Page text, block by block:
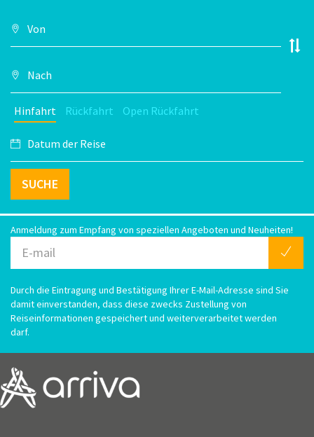
Hinfahrt Rückfahrt Open Rückfahrt
SUCHE
Anmeldung zum Empfang von speziellen Angeboten und Neuheiten!
Durch die Eintragung und Bestätigung Ihrer E-Mail-Adresse sind Sie
damit einverstanden, dass diese zwecks Zustellung von
Reiseinformationen gespeichert und weiterverarbeitet werden
darf.